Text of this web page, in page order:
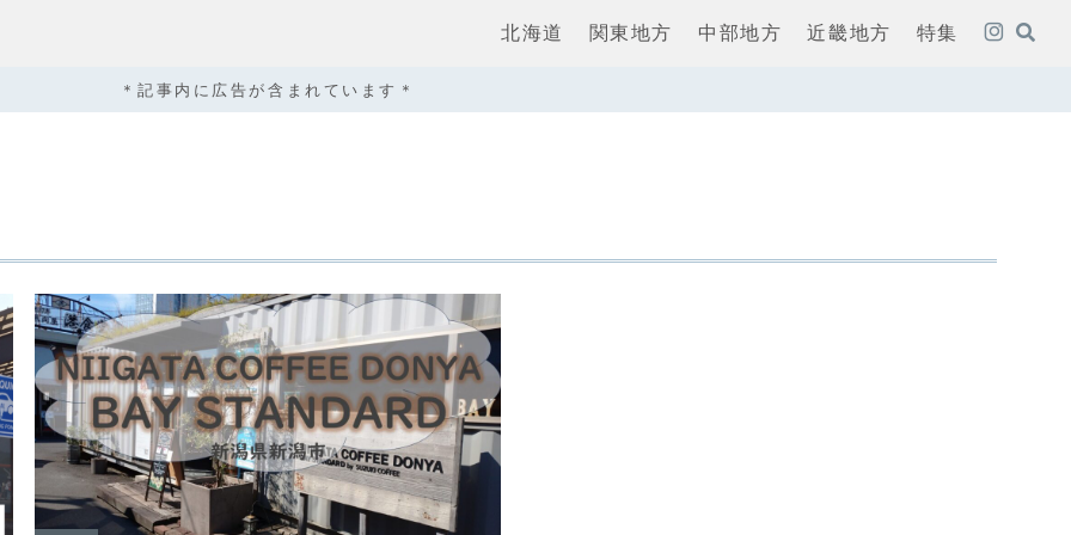
北海道 関東地方 中部地方 近畿地方 特集
＊記事内に広告が含まれています＊